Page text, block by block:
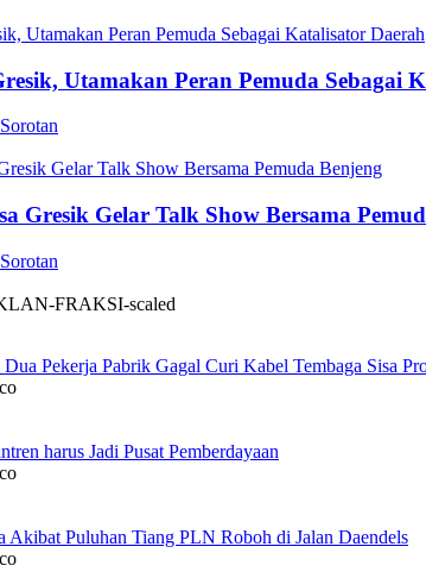
Utamakan Peran Pemuda Sebagai
Sorotan
Gresik Gelar Talk Show Bersama
Sorotan
Dua Pekerja Pabrik Gagal Curi Kabel Tembaga Sisa
harus Jadi Pusat Pemberdayaan
Akibat Puluhan Tiang PLN Roboh di Jalan Daendels